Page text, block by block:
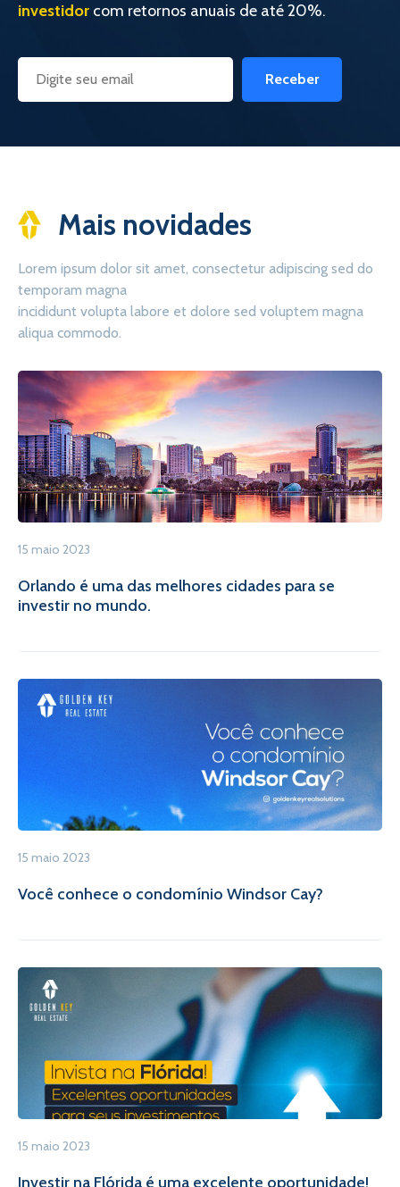
investidor com retornos anuais de até 20%.
Receber
Mais novidades
Lorem ipsum dolor sit amet, consectetur adipiscing sed do
temporam magna
incididunt volupta labore et dolore sed voluptem magna
aliqua commodo.
15 maio 2023
Orlando é uma das melhores cidades para se
investir no mundo.
15 maio 2023
Você conhece o condomínio Windsor Cay?
15 maio 2023
Investir na Flórida é uma excelente oportunidade!